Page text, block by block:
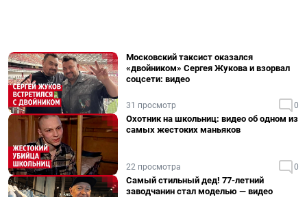
Московский таксист оказался
«двойником» Сергея Жукова и взорвал
соцсети: видео
31 просмотр 0
Охотник на школьниц: видео об одном из
самых жестоких маньяков
22 просмотра 0
Самый стильный дед! 77-летний
заводчанин стал моделью — видео